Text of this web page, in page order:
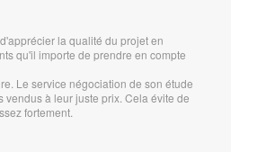
la qualité du projet en
qu'il importe de prendre en compte
Le service négociation de son étude
à leur juste prix. Cela évite de
fortement.